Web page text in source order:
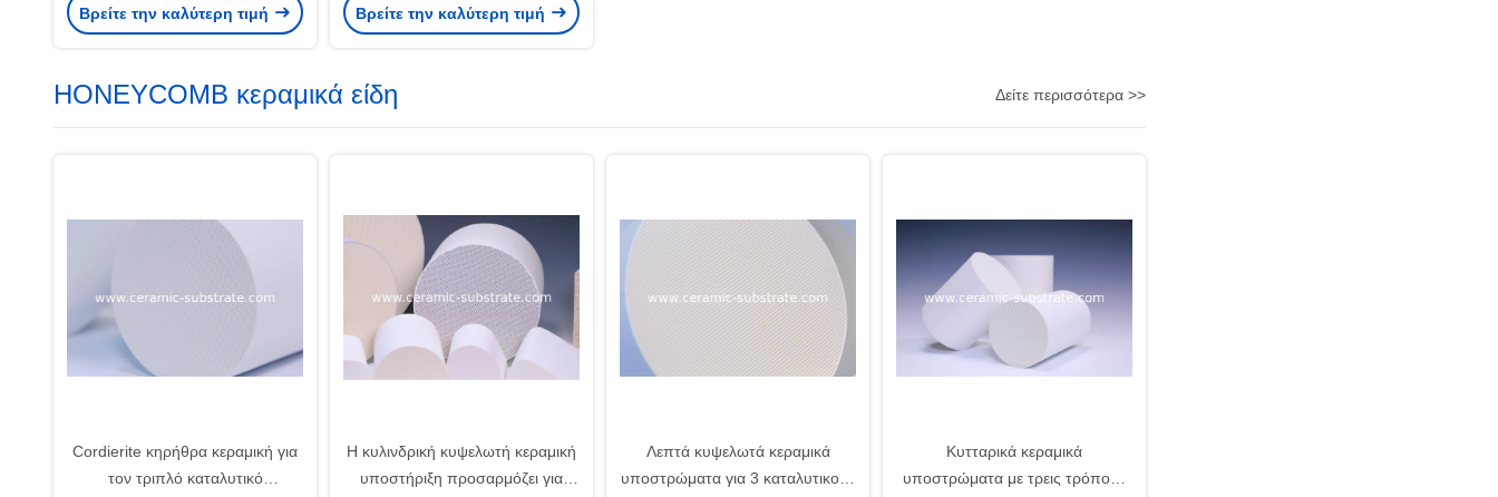
Βρείτε την καλύτερη τιμή
Βρείτε την καλύτερη τιμή
HONEYCOMB κεραμικά είδη Δείτε περισσότερα >>
Cordierite κηρήθρα κεραμική για
τον τριπλό καταλυτικό
Η κυλινδρική κυψελωτή κεραμική
υποστήριξη προσαρμόζει για
Λεπτά κυψελωτά κεραμικά
υποστρώματα για 3 καταλυτικούς
Κυτταρικά κεραμικά
υποστρώματα με τρεις τρόπους